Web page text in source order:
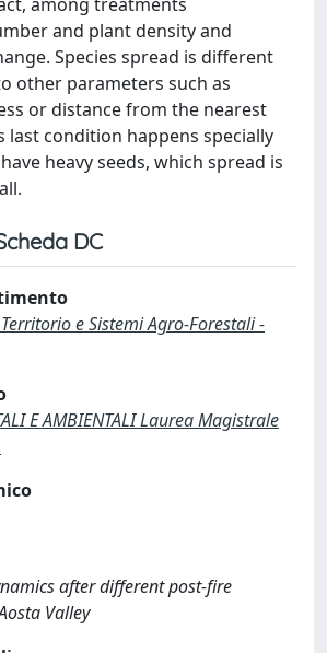
and plant density and
Species spread is different
other parameters such as
or distance from the nearest
last condition happens specially
heavy seeds, which spread is
DC
e Sistemi Agro-Forestali -
E AMBIENTALI Laurea Magistrale
after different post-fire
Valley